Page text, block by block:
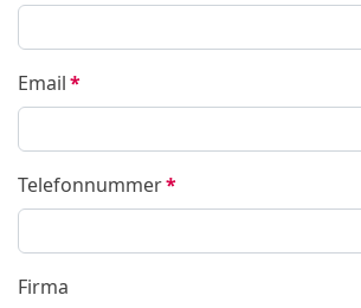
Email*
Telefonnummer*
Firma